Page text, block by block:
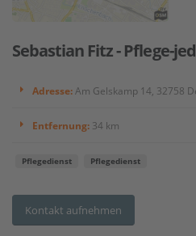
Sebastian Fitz - Pflege-
Adresse:Am Gelskamp 14, 32758
Entfernung: 34 km
Pflegedienst Pflegedienst
Kontakt aufnehmen